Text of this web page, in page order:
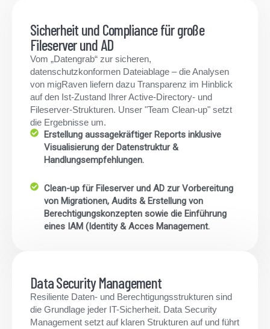
Sicherheit und Compliance für große
Fileserver und AD
Vom „Datengrab“ zur sicheren,
datenschutzkonformen Dateiablage – die Analysen
von migRaven liefern dazu Transparenz im Hinblick
auf den Ist-Zustand Ihrer Active-Directory- und
Fileserver-Strukturen. Unser "Team Clean-up" setzt
die Ergebnisse um.
Erstellung aussagekräftiger Reports inklusive
Visualisierung der Datenstruktur &
Handlungsempfehlungen.
Clean-up für Fileserver und AD zur Vorbereitung
von Migrationen, Audits & Erstellung von
Berechtigungskonzepten sowie die Einführung
eines IAM (Identity & Acces Management.
Data Security Management
Resiliente Daten- und Berechtigungsstrukturen sind
die Grundlage jeder IT-Sicherheit. Data Security
Management setzt auf klaren Strukturen auf und führt